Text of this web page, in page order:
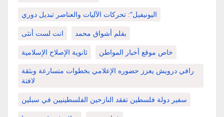
اليونيفيل": تحركات الآليات والعناصر تبديل دوري
انت لست أنثى بقلم أشواق محمد
ثانوية الإصلاح الإسلامية خاص موقع أخبار المواطن
رافي درويش يعزز حضوره الإعلامي بخطوات متسارعة وبثقة
لافتة
سفير دولة فلسطين تفقد النازحين الفلسطينيين في سبلين